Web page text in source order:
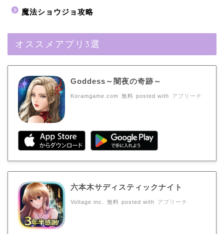
魔法ショウジョ攻略
オススメアプリ3選
Goddess～闇夜の奇跡～
Koramgame.com 無料 posted with アプリーチ
六本木サディスティックナイト
Voltage inc. 無料 posted with アプリーチ